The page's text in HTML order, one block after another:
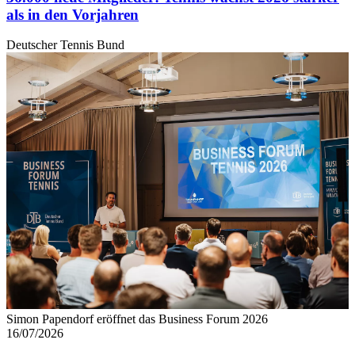
jederzeit über den Link im Footer aufgerufen und
angepasst werden.
als in den Vorjahren
Deutscher Tennis Bund
Simon Papendorf eröffnet das Business Forum 2026
16/07/2026